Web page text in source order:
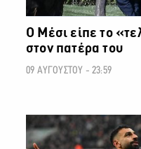
Ο Μέσι είπε το
στον πατέρα του
09 ΑΥΓΟΥΣΤΟΥ - 23:59